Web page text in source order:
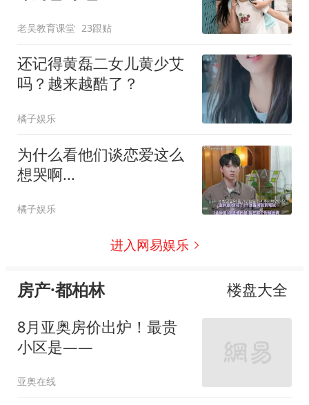
老吴教育课堂 23跟贴
还记得黄磊二女儿黄少艾
吗？越来越酷了？
橘子娱乐
为什么看他们谈恋爱这么
想哭啊...
橘子娱乐
进入网易娱乐
房产·都柏林
楼盘大全
8月亚奥房价出炉！最贵
小区是——
亚奥在线